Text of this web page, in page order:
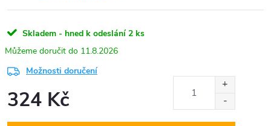
Skladem - hned k odeslání 2 ks
11.8.2026
Možnosti doručení
324 Kč